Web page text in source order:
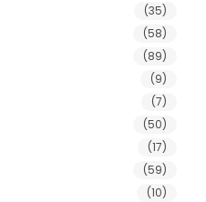
(35)
(58)
(89)
(9)
(7)
(50)
(17)
(59)
(10)